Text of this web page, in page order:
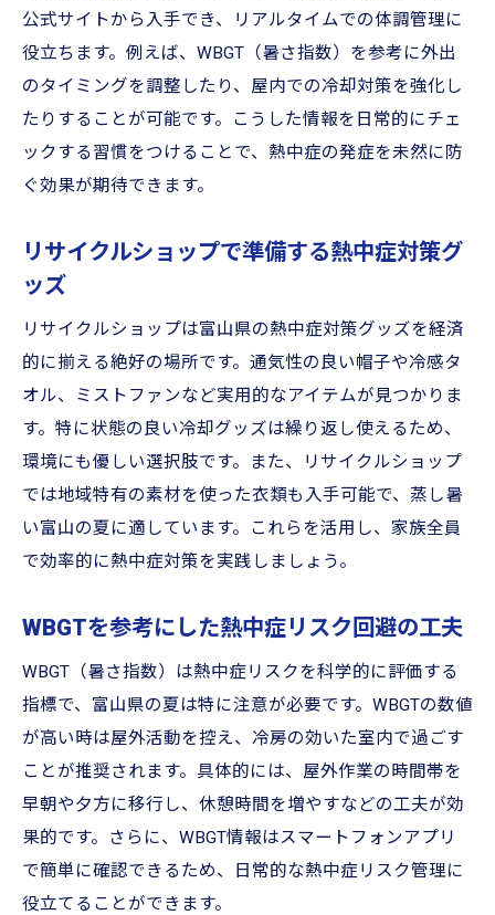
公式サイトから入手でき、リアルタイムでの体調管理に
役立ちます。例えば、WBGT（暑さ指数）を参考に外出
のタイミングを調整したり、屋内での冷却対策を強化し
たりすることが可能です。こうした情報を日常的にチェ
ックする習慣をつけることで、熱中症の発症を未然に防
ぐ効果が期待できます。
リサイクルショップで準備する熱中症対策グ
ッズ
リサイクルショップは富山県の熱中症対策グッズを経済
的に揃える絶好の場所です。通気性の良い帽子や冷感タ
オル、ミストファンなど実用的なアイテムが見つかりま
す。特に状態の良い冷却グッズは繰り返し使えるため、
環境にも優しい選択肢です。また、リサイクルショップ
では地域特有の素材を使った衣類も入手可能で、蒸し暑
い富山の夏に適しています。これらを活用し、家族全員
で効率的に熱中症対策を実践しましょう。
WBGTを参考にした熱中症リスク回避の工夫
WBGT（暑さ指数）は熱中症リスクを科学的に評価する
指標で、富山県の夏は特に注意が必要です。WBGTの数値
が高い時は屋外活動を控え、冷房の効いた室内で過ごす
ことが推奨されます。具体的には、屋外作業の時間帯を
早朝や夕方に移行し、休憩時間を増やすなどの工夫が効
果的です。さらに、WBGT情報はスマートフォンアプリ
で簡単に確認できるため、日常的な熱中症リスク管理に
役立てることができます。